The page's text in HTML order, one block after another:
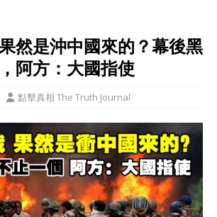
然是沖中國來的？幕後黑
阿方：大國指使
點擊真相 The Truth Journal